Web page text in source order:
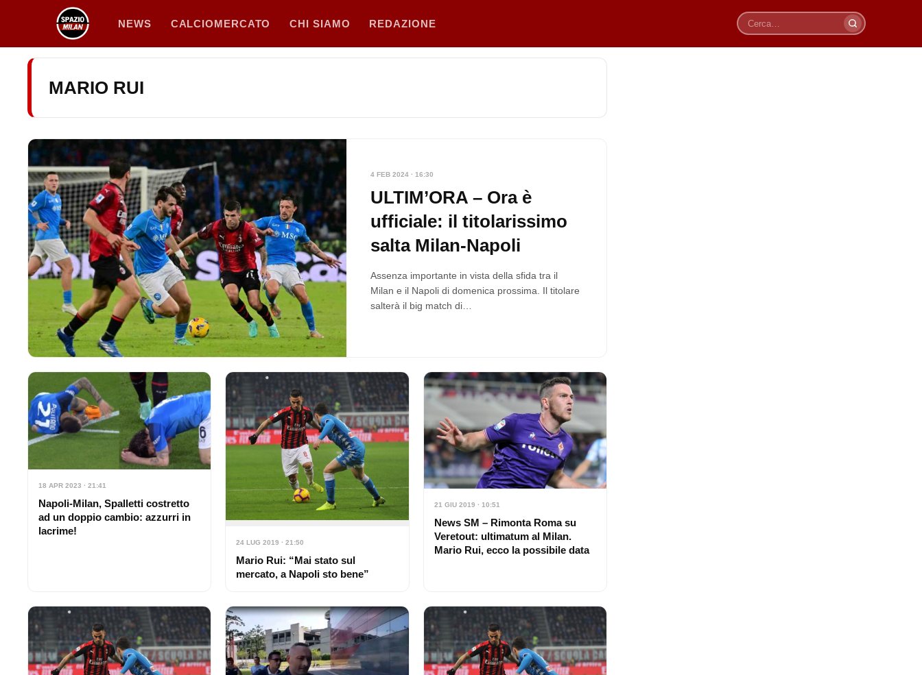
contenuto
NEWS CALCIOMERCATO CHI SIAMO REDAZIONE
Cerca
MARIO RUI
4 FEB 2024 · 16:30
ULTIM’ORA – Ora è
ufficiale: il titolarissimo
salta Milan-Napoli
Assenza importante in vista della sfida tra il
Milan e il Napoli di domenica prossima. Il titolare
salterà il big match di…
18 APR 2023 · 21:41
Napoli-Milan, Spalletti costretto
ad un doppio cambio: azzurri in
lacrime!
24 LUG 2019 · 21:50
Mario Rui: “Mai stato sul
mercato, a Napoli sto bene”
21 GIU 2019 · 10:51
News SM – Rimonta Roma su
Veretout: ultimatum al Milan.
Mario Rui, ecco la possibile data